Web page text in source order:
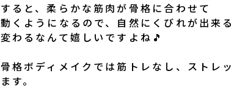
すると、柔らかな筋肉が骨格に合わせて
動くようになるので、自然にくびれが出来
変わるなんて嬉しいですよね🎵
骨格ボディメイクでは筋トレなし、ストレ
ます。